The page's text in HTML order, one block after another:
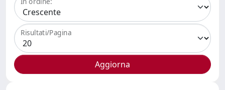
Risultati/Pagina